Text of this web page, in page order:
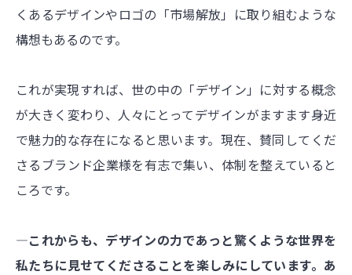
くあるデザインやロゴの「市場解放」に取り組むような
構想もあるのです。
これが実現すれば、世の中の「デザイン」に対する概念
が大きく変わり、人々にとってデザインがますます身近
で魅力的な存在になると思います。現在、賛同してくだ
さるブランド企業様を有志で集い、体制を整えていると
ころです。
―これからも、デザインの力であっと驚くような世界を
私たちに見せてくださることを楽しみにしています。あ